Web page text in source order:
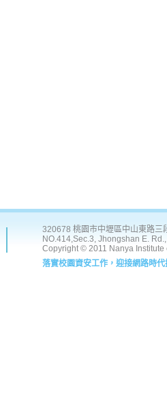
320678 桃園市中壢區中山東路
NO.414,Sec.3, Jhongshan E.
Copyright © 2011 Nanya Institute
落實校園資安工作，迎接網路